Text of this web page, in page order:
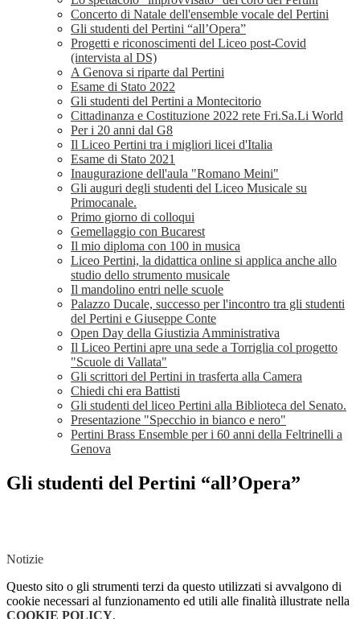
Concerto di Natale dell'ensemble vocale del Pertini
Gli studenti del Pertini “all’Opera”
Progetti e riconoscimenti del Liceo post-Covid
(intervista al DS)
A Genova si riparte dal Pertini
Esame di Stato 2022
Gli studenti del Pertini a Montecitorio
Cittadinanza e Costituzione 2022 rete Fri.Sa.Li World
Per i 20 anni dal G8
Il Liceo Pertini tra i migliori licei d'Italia
Esame di Stato 2021
Inaugurazione dell'aula "Romano Meini"
Gli auguri degli studenti del Liceo Musicale su
Primocanale.
Primo giorno di colloqui
Gemellaggio con Bucarest
Il mio diploma con 100 in musica
Liceo Pertini, la didattica online si applica anche allo
studio dello strumento musicale
Il mandolino entri nelle scuole
Palazzo Ducale, successo per l'incontro tra gli studenti
del Pertini e Giuseppe Conte
Open Day della Giustizia Amministrativa
Il Liceo Pertini apre una sede a Torriglia col progetto
"Scuole di Vallata"
Gli scrittori del Pertini in trasferta alla Camera
Chiedi chi era Battisti
Gli studenti del liceo Pertini alla Biblioteca del Senato.
Presentazione "Specchio in bianco e nero"
Pertini Brass Ensemble per i 60 anni della Feltrinelli a
Genova
Gli studenti del Pertini “all’Opera”
Notizie
Questo sito o gli strumenti terzi da questo utilizzati si avvalgono di
cookie necessari al funzionamento ed utili alle finalità illustrate nella
COOKIE POLICY.